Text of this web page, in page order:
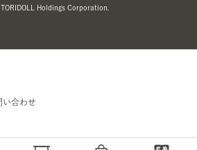
Holdings Corporation.
い合わせ